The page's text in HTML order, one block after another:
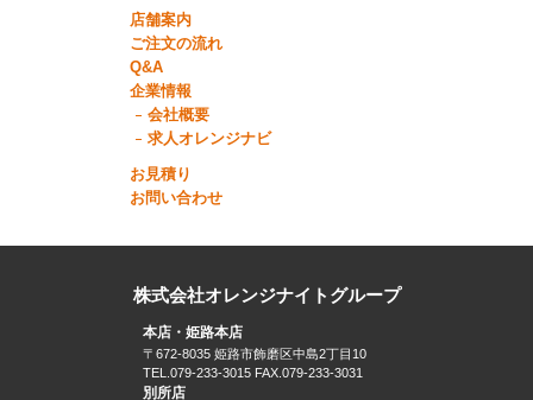
店舗案内
ご注文の流れ
Q&A
企業情報
会社概要
求人オレンジナビ
お見積り
お問い合わせ
株式会社オレンジナイトグループ
本店・姫路本店
〒672-8035 姫路市飾磨区中島2丁目10
TEL.079-233-3015 FAX.079-233-3031
別所店